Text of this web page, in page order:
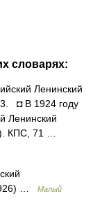
словарях:
Ленинский
◘ В 1924 году
Ленинский
КПС, 71 …
…
Малый